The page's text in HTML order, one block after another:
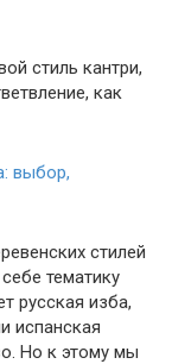
стиль кантри,
как
выбор,
стилей
тематику
русская изба,
испанская
Но к этому мы